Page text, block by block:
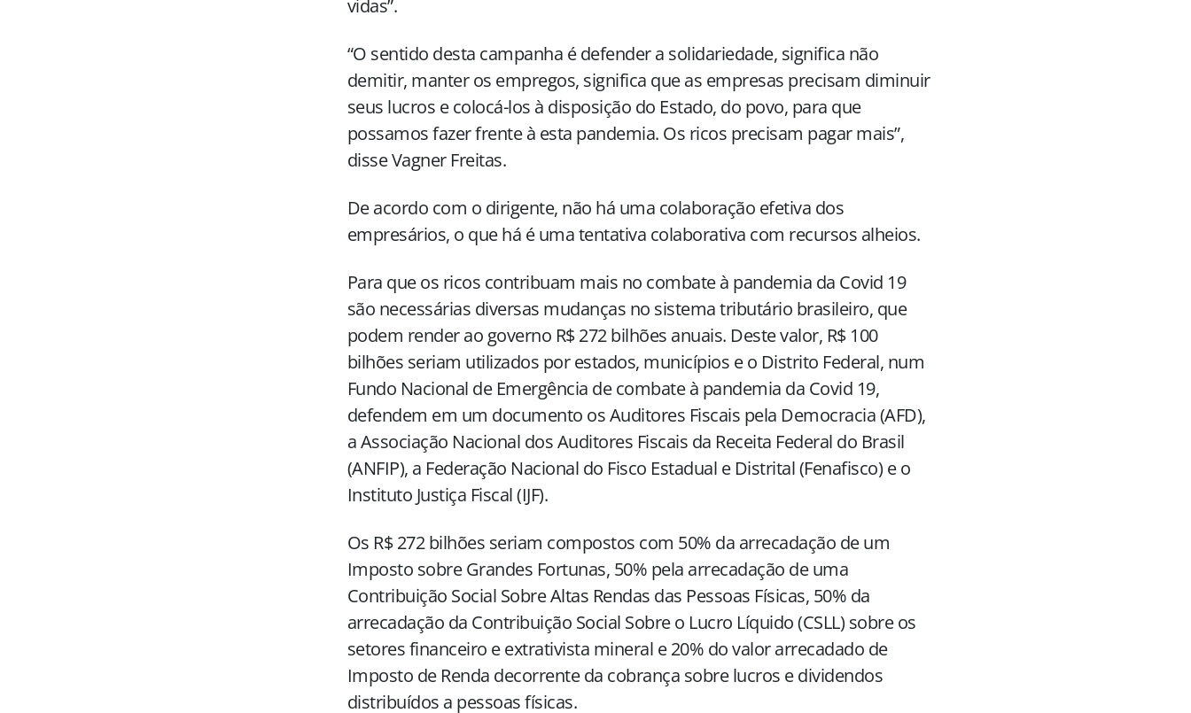
vidas”.
“O sentido desta campanha é defender a solidariedade, significa não
demitir, manter os empregos, significa que as empresas precisam diminuir
seus lucros e colocá-los à disposição do Estado, do povo, para que
possamos fazer frente à esta pandemia. Os ricos precisam pagar mais”,
disse Vagner Freitas.
De acordo com o dirigente, não há uma colaboração efetiva dos
empresários, o que há é uma tentativa colaborativa com recursos alheios.
Para que os ricos contribuam mais no combate à pandemia da Covid 19
são necessárias diversas mudanças no sistema tributário brasileiro, que
podem render ao governo R$ 272 bilhões anuais. Deste valor, R$ 100
bilhões seriam utilizados por estados, municípios e o Distrito Federal, num
Fundo Nacional de Emergência de combate à pandemia da Covid 19,
defendem em um documento os Auditores Fiscais pela Democracia (AFD),
a Associação Nacional dos Auditores Fiscais da Receita Federal do Brasil
(ANFIP), a Federação Nacional do Fisco Estadual e Distrital (Fenafisco) e o
Instituto Justiça Fiscal (IJF).
Os R$ 272 bilhões seriam compostos com 50% da arrecadação de um
Imposto sobre Grandes Fortunas, 50% pela arrecadação de uma
Contribuição Social Sobre Altas Rendas das Pessoas Físicas, 50% da
arrecadação da Contribuição Social Sobre o Lucro Líquido (CSLL) sobre os
setores financeiro e extrativista mineral e 20% do valor arrecadado de
Imposto de Renda decorrente da cobrança sobre lucros e dividendos
distribuídos a pessoas físicas.